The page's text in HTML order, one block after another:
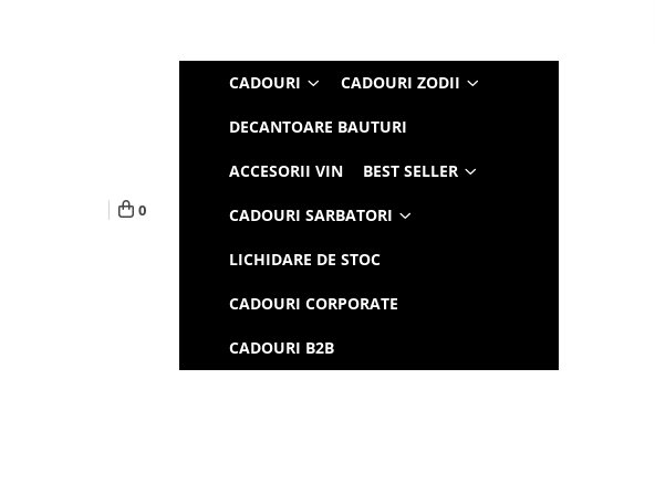
0
CADOURI CADOURI ZODII
DECANTOARE BAUTURI
ACCESORII VIN BEST SELLER
CADOURI SARBATORI
LICHIDARE DE STOC
CADOURI CORPORATE
CADOURI B2B